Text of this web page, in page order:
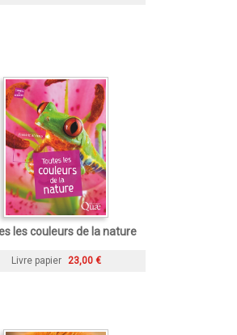
les couleurs de la nature
Livre papier 23,00 €